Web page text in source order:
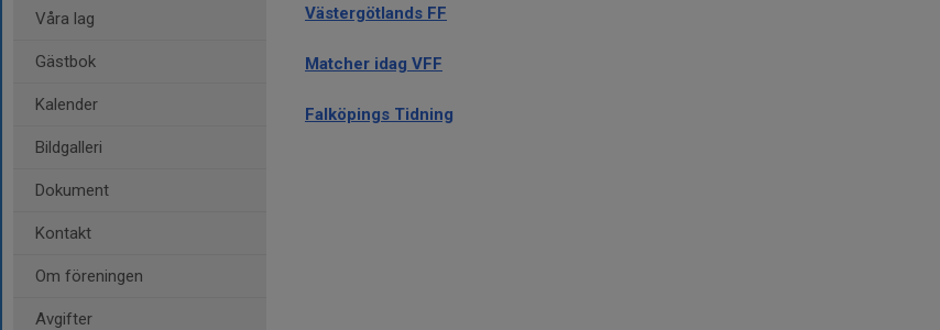
Våra lag
Gästbok
Kalender
Bildgalleri
Dokument
Kontakt
Om föreningen
Avgifter
Västergötlands FF
Matcher idag VFF
Falköpings Tidning